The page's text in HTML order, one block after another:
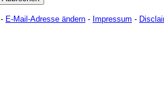
- E-Mail-Adresse ändern - Impressum -